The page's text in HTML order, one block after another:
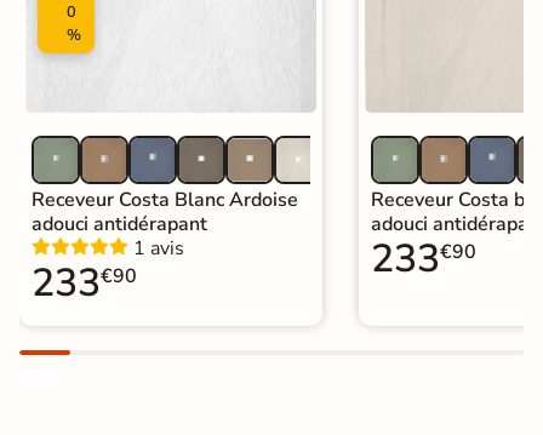
0
%
Receveur Costa Blanc Ardoise
adouci antidérapant
1 avis
233€90
Receveur Costa
adouci
233€90